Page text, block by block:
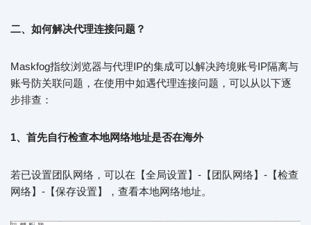
二、如何解决代理连接问题？
Maskfog指纹浏览器与代理IP的集成可以解决跨境账号IP隔离与
账号防关联问题，在使用中如遇代理连接问题，可以从以下逐
步排查：
1、首先自行检查本地网络地址是否在海外
若已设置团队网络，可以在【全局设置】-【团队网络】-【检查
网络】-【保存设置】，查看本地网络地址。